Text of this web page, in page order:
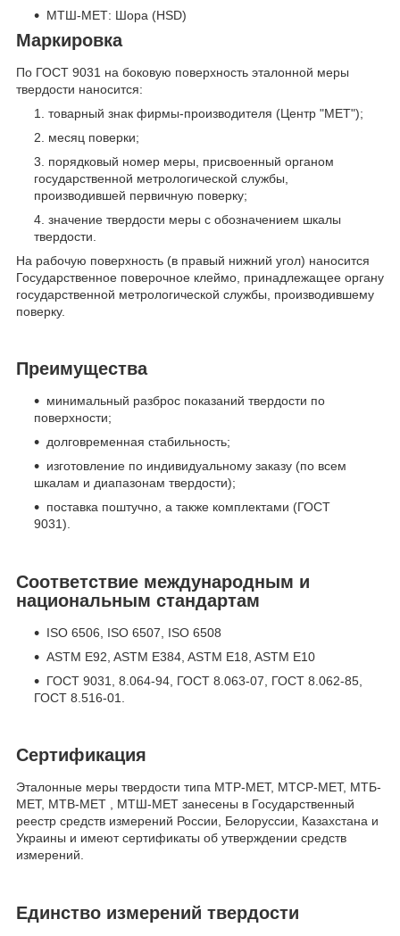
МТШ-МЕТ: Шора (HSD)
Маркировка
По ГОСТ 9031 на боковую поверхность эталонной меры
твердости наносится:
товарный знак фирмы-производителя (Центр "МЕТ");
месяц поверки;
порядковый номер меры, присвоенный органом
государственной метрологической службы,
производившей первичную поверку;
значение твердости меры с обозначением шкалы
твердости.
На рабочую поверхность (в правый нижний угол) наносится
Государственное поверочное клеймо, принадлежащее органу
государственной метрологической службы, производившему
поверку.
Преимущества
минимальный разброс показаний твердости по
поверхности;
долговременная стабильность;
изготовление по индивидуальному заказу (по всем
шкалам и диапазонам твердости);
поставка поштучно, а также комплектами (ГОСТ
9031).
Соответствие международным и
национальным стандартам
ISO 6506, ISO 6507, ISO 6508
ASTM E92, ASTM E384, ASTM E18, ASTM E10
ГОСТ 9031, 8.064-94, ГОСТ 8.063-07, ГОСТ 8.062-85,
ГОСТ 8.516-01.
Сертификация
Эталонные меры твердости типа МТР-МЕТ, МТСР-МЕТ, МТБ-
MET, МТВ-MET , МТШ-MET занесены в Государственный
реестр средств измерений России, Белоруссии, Казахстана и
Украины и имеют сертификаты об утверждении средств
измерений.
Единство измерений твердости